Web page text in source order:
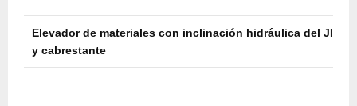
Elevador de materiales con inclinación hidráulica del JIB
y cabrestante